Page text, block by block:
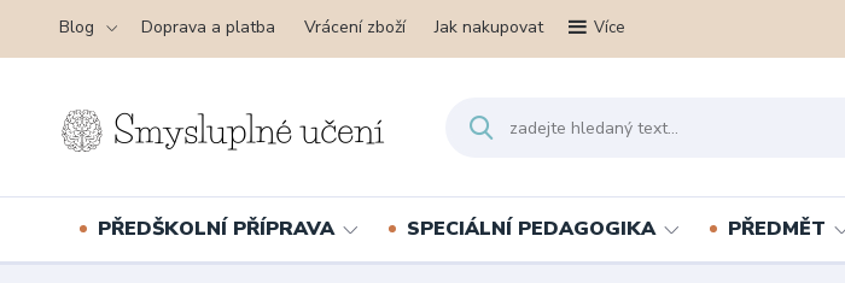
Blog Doprava a platba Vrácení zboží Jak nakupovat Více
PŘEDŠKOLNÍ PŘÍPRAVA SPECIÁLNÍ PEDAGOGIKA PŘEDMĚT